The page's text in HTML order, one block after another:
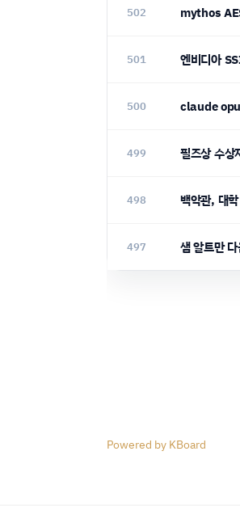
502 mythos
501 엔비디아
500 claude
499 필즈상 수상
498 백악관, 대
497 샘 알트만
Powered by KBoard